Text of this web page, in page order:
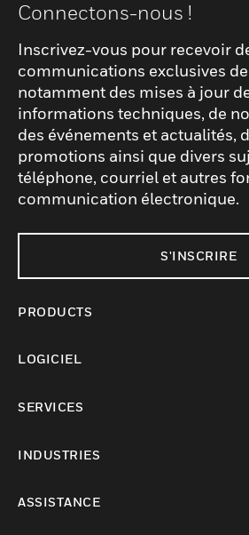
Connectons-nous !
Inscrivez-vous pour recevoir
communications exclusives
notamment des mises à jour
informations techniques, de
des événements et actualités,
promotions ainsi que divers
téléphone, courriel et autres
communication électronique.
S'INSCRIRE
PRODUCTS
LOGICIEL
SERVICES
INDUSTRIES
ASSISTANCE